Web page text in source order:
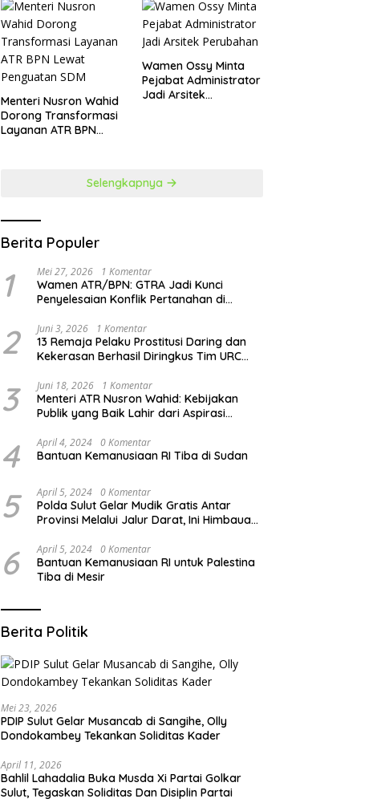
​Menteri Nusron Wahid
Dorong Transformasi
Layanan ATR BPN
Wamen Ossy Minta
Pejabat Administrator
Jadi Arsitek
Selengkapnya
Berita Populer
1 Mei 27, 2026 1 Komentar
Wamen ATR/BPN: GTRA Jadi Kunci
Penyelesaian Konflik Pertanahan di
2 Juni 3, 2026 1 Komentar
13 Remaja Pelaku Prostitusi Daring dan
Kekerasan Berhasil Diringkus Tim URC
3 Juni 18, 2026 1 Komentar
Menteri ATR Nusron Wahid: Kebijakan
Publik yang Baik Lahir dari Aspirasi
4 April 4, 2024 0 Komentar
Bantuan Kemanusiaan RI Tiba di Sudan
5 April 5, 2024 0 Komentar
Polda Sulut Gelar Mudik Gratis Antar
Provinsi Melalui Jalur Darat, Ini Himbauan
6 April 5, 2024 0 Komentar
Bantuan Kemanusiaan RI untuk Palestina
Tiba di Mesir
Berita Politik
Mei 23, 2026
PDIP Sulut Gelar Musancab di Sangihe, Olly
Dondokambey Tekankan Soliditas Kader
April 11, 2026
Bahlil Lahadalia Buka Musda Xi Partai Golkar
Sulut, Tegaskan Soliditas Dan Disiplin Partai